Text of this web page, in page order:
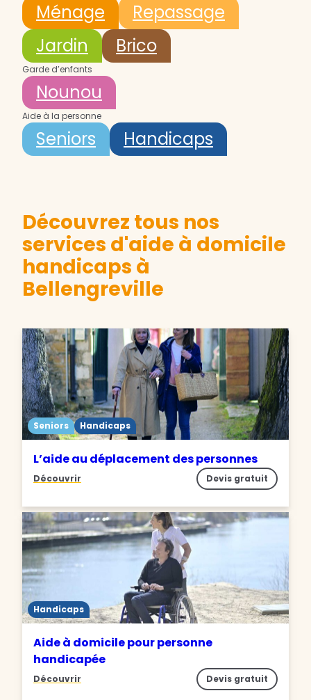
Ménage
Repassage
Jardin
Brico
Garde d’enfants
Nounou
Aide à la personne
Seniors Handicaps
Découvrez tous nos
services d'aide à domicile
handicaps à
Bellengreville
Seniors Handicaps
L’aide au déplacement des personnes
Découvrir Devis gratuit
Handicaps
Aide à domicile pour personne
handicapée
Découvrir Devis gratuit